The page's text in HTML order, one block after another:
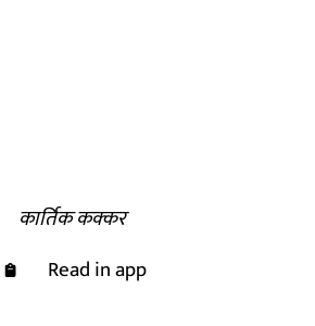
कार्तिक कक्कर
Read in app